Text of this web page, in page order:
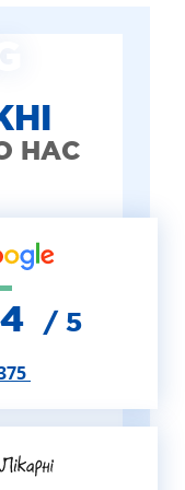
НАС
/ 5